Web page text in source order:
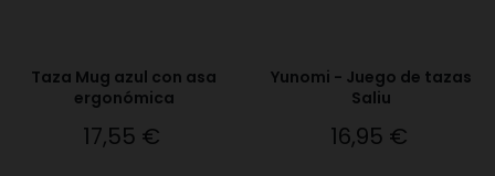
Taza Mug azul con asa
ergonómica
Precio
17,55 €
Yunomi - Juego de tazas
Saliu
Precio
16,95 €